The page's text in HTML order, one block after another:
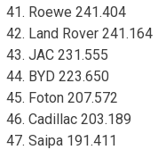
41. Roewe 241.404
42. Land Rover 241.164
43. JAC 231.555
44. BYD 223.650
45. Foton 207.572
46. Cadillac 203.189
47. Saipa 191.411